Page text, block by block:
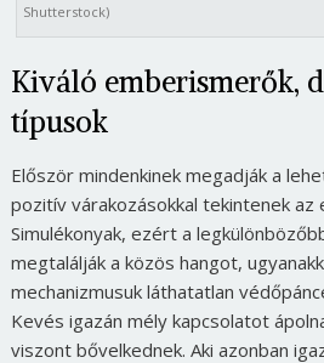
Shutterstock)
Kiváló emberismerők,
típusok
Először mindenkinek megadják a
pozitív várakozásokkal tekintenek az
Simulékonyak, ezért a
megtalálják a közös hangot,
mechanizmusuk láthatatlan
Kevés igazán mély kapcsolatot
viszont bővelkednek. Aki azonban